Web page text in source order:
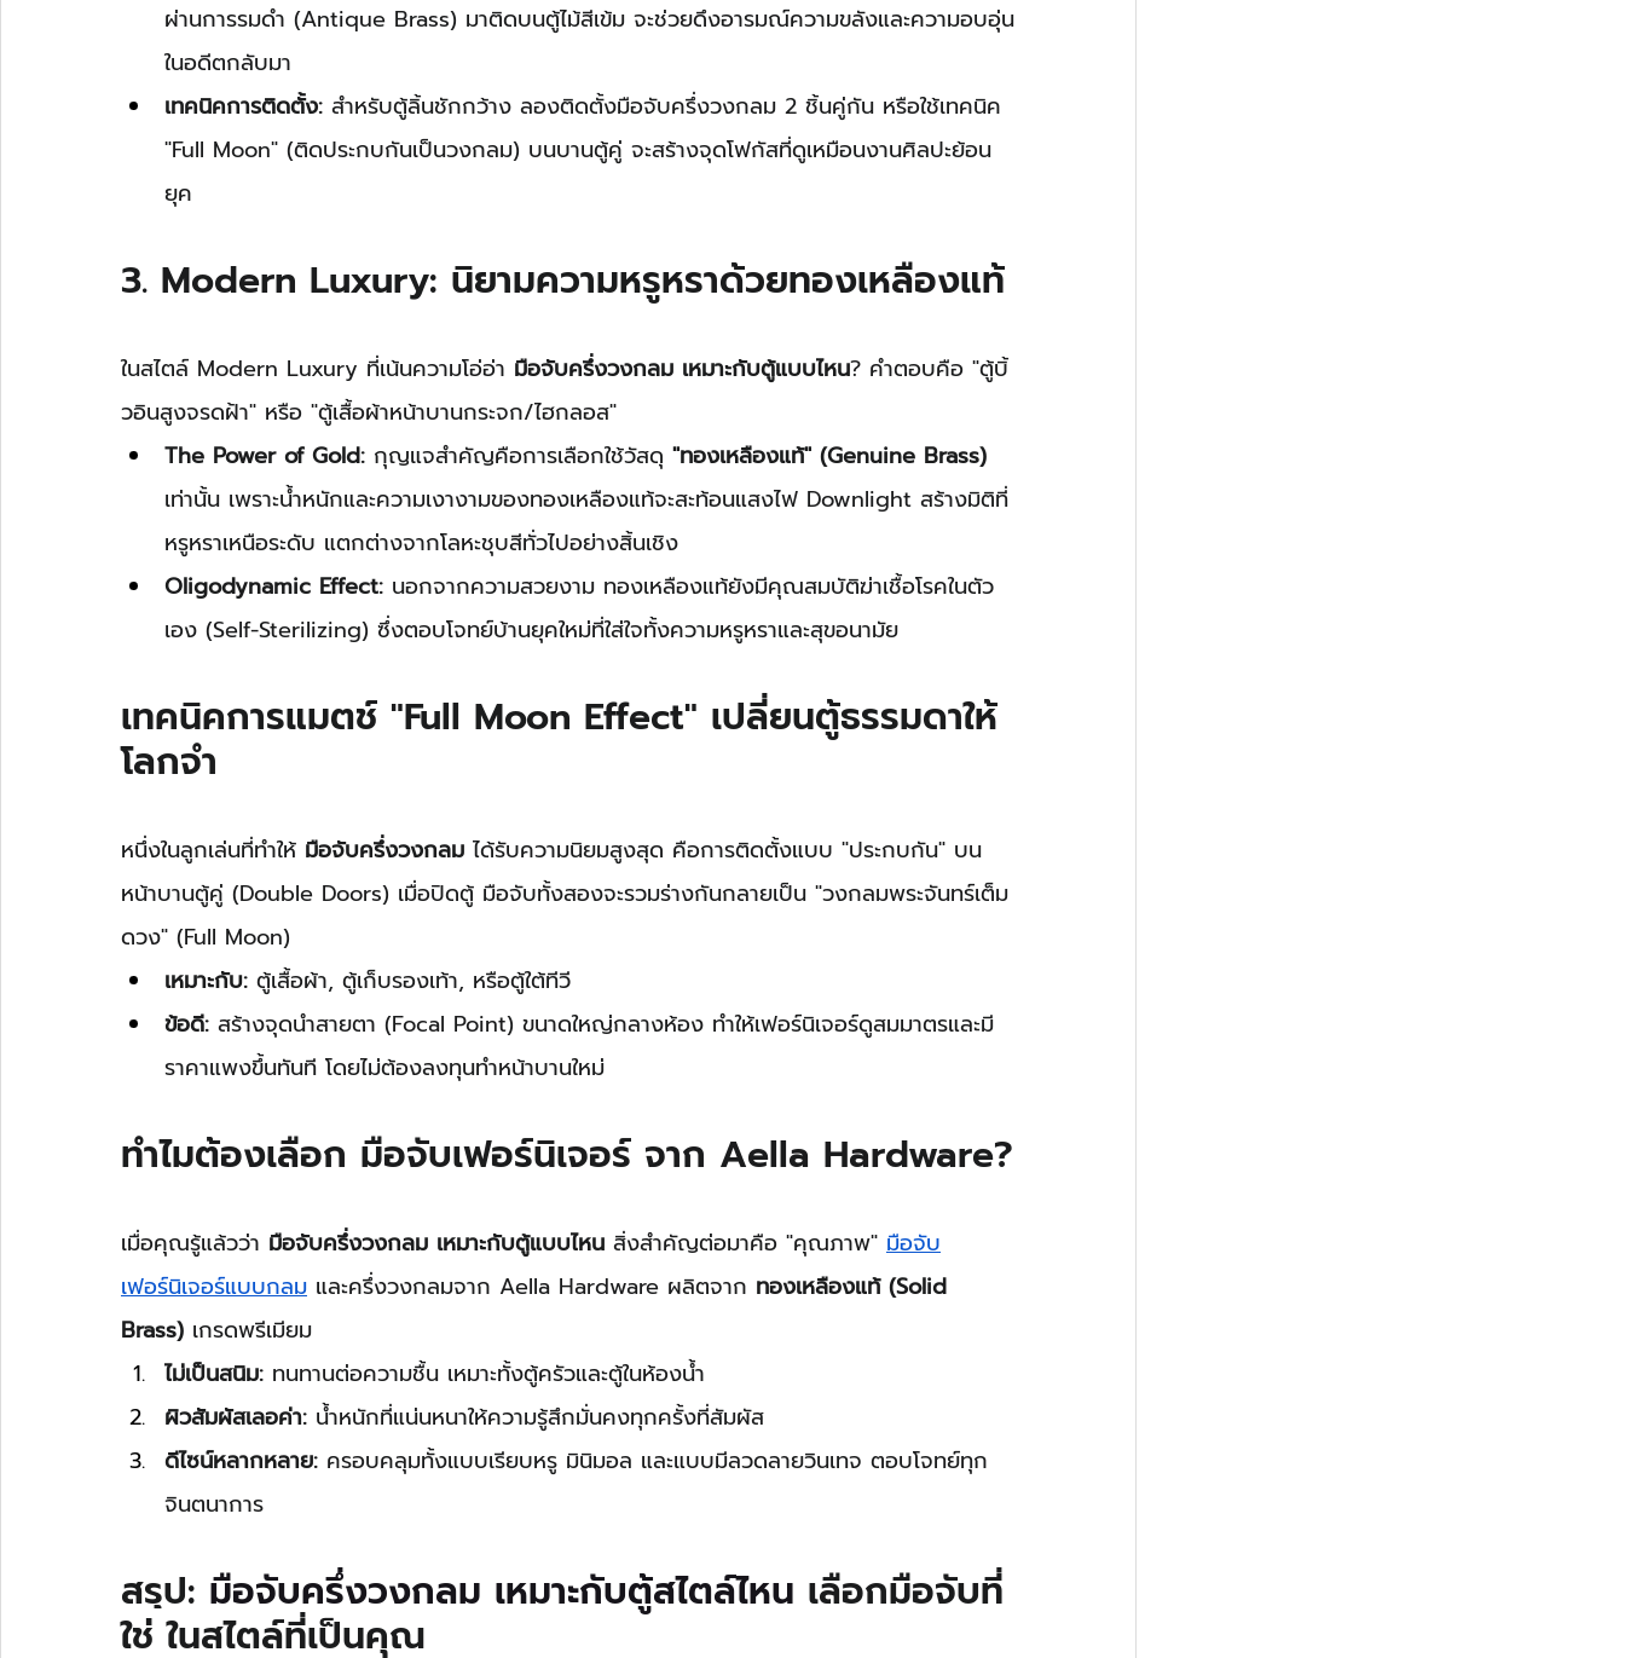
ผ่านการรมดำ (Antique Brass) มาติดบนตู้ไม้สีเข้ม จะช่วยดึงอารมณ์ความขลังและความอบอุ่น
ในอดีตกลับมา
เทคนิคการติดตั้ง: สำหรับตู้ลิ้นชักกว้าง ลองติดตั้งมือจับครึ่งวงกลม 2 ชิ้นคู่กัน หรือใช้เทคนิค
"Full Moon" (ติดประกบกันเป็นวงกลม) บนบานตู้คู่ จะสร้างจุดโฟกัสที่ดูเหมือนงานศิลปะย้อน
ยุค
3. Modern Luxury: นิยามความหรูหราด้วยทองเหลืองแท้
ในสไตล์ Modern Luxury ที่เน้นความโอ่อ่า มือจับครึ่งวงกลม เหมาะกับตู้แบบไหน? คำตอบคือ "ตู้บิ้
วอินสูงจรดฝ้า" หรือ "ตู้เสื้อผ้าหน้าบานกระจก/ไฮกลอส"
The Power of Gold: กุญแจสำคัญคือการเลือกใช้วัสดุ "ทองเหลืองแท้" (Genuine Brass)
เท่านั้น เพราะน้ำหนักและความเงางามของทองเหลืองแท้จะสะท้อนแสงไฟ Downlight สร้างมิติที่
หรูหราเหนือระดับ แตกต่างจากโลหะชุบสีทั่วไปอย่างสิ้นเชิง
Oligodynamic Effect: นอกจากความสวยงาม ทองเหลืองแท้ยังมีคุณสมบัติฆ่าเชื้อโรคในตัว
เอง (Self-Sterilizing) ซึ่งตอบโจทย์บ้านยุคใหม่ที่ใส่ใจทั้งความหรูหราและสุขอนามัย
เทคนิคการแมตช์ "Full Moon Effect" เปลี่ยนตู้ธรรมดาให้
โลกจำ
หนึ่งในลูกเล่นที่ทำให้ มือจับครึ่งวงกลม ได้รับความนิยมสูงสุด คือการติดตั้งแบบ "ประกบกัน" บน
หน้าบานตู้คู่ (Double Doors) เมื่อปิดตู้ มือจับทั้งสองจะรวมร่างกันกลายเป็น "วงกลมพระจันทร์เต็ม
ดวง" (Full Moon)
เหมาะกับ: ตู้เสื้อผ้า, ตู้เก็บรองเท้า, หรือตู้ใต้ทีวี
ข้อดี: สร้างจุดนำสายตา (Focal Point) ขนาดใหญ่กลางห้อง ทำให้เฟอร์นิเจอร์ดูสมมาตรและมี
ราคาแพงขึ้นทันที โดยไม่ต้องลงทุนทำหน้าบานใหม่
ทำไมต้องเลือก มือจับเฟอร์นิเจอร์ จาก Aella Hardware?
เมื่อคุณรู้แล้วว่า มือจับครึ่งวงกลม เหมาะกับตู้แบบไหน สิ่งสำคัญต่อมาคือ "คุณภาพ" มือจับ
เฟอร์นิเจอร์แบบกลม และครึ่งวงกลมจาก Aella Hardware ผลิตจาก ทองเหลืองแท้ (Solid
Brass) เกรดพรีเมียม
ไม่เป็นสนิม: ทนทานต่อความชื้น เหมาะทั้งตู้ครัวและตู้ในห้องน้ำ
ผิวสัมผัสเลอค่า: น้ำหนักที่แน่นหนาให้ความรู้สึกมั่นคงทุกครั้งที่สัมผัส
ดีไซน์หลากหลาย: ครอบคลุมทั้งแบบเรียบหรู มินิมอล และแบบมีลวดลายวินเทจ ตอบโจทย์ทุก
จินตนาการ
สรุป: มือจับครึ่งวงกลม เหมาะกับตู้สไตล์ไหน เลือกมือจับที่
ใช่ ในสไตล์ที่เป็นคุณ